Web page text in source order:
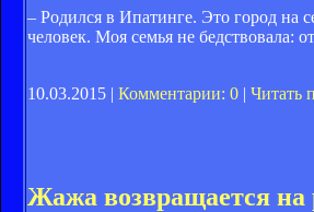
– Родился в Ипатинге. Это город на
человек. Моя семья не бедствовала:
10.03.2015 | Комментарии: 0 | Читать
Жажа возвращается на